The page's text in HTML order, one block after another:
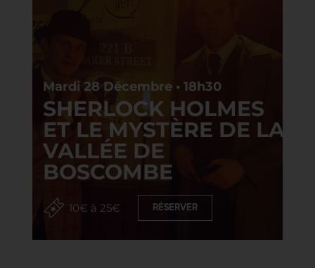
Mardi 28 Décembre • 18h30
SHERLOCK HOLMES
ET LE MYSTÈRE DE LA
VALLÉE DE
BOSCOMBE
10€ à 25€ RÉSERVER